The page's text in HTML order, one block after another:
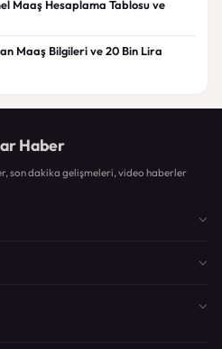
Maaş Hesaplama Tablosu ve
Maaş Bilgileri ve 20 Bin Lira
Haber
son dakika gelişmeleri, video haberler